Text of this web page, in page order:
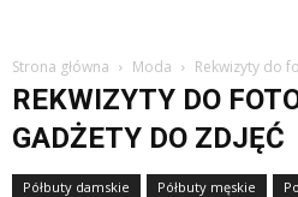
Strona główna Moda Rekwizyty do
REKWIZYTY DO
GADŻETY DO ZDJĘĆ
Półbuty damskie Półbuty męskie